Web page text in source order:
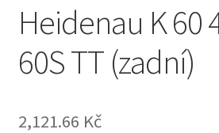
Heidenau K 60
60S TT (zadní)
2,121.66 Kč